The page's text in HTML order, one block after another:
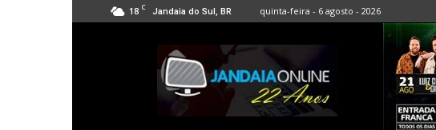
18 C Jandaia do Sul, BR quinta-feira - 6 agosto - 2026
Jandaia
Online